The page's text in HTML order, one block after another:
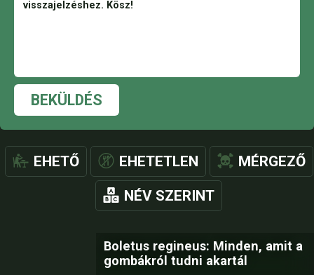
BEKÜLDÉS
EHETŐ EHETETLEN MÉRGEZŐ
NÉV SZERINT
Boletus regineus: Minden, amit a
gombákról tudni akartál